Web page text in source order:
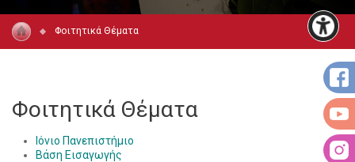
Φοιτητικά Θέματα
Φοιτητικά Θέματα
Ιόνιο Πανεπιστήμιο
Βάση Εισαγωγής